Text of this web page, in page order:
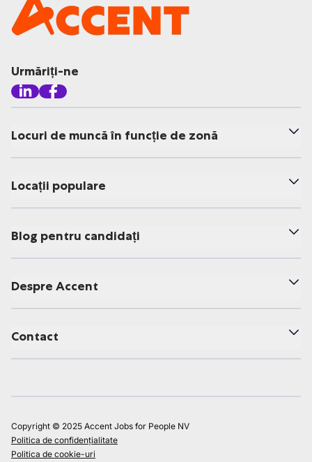
Urmăriți-ne
Locuri de muncă în funcție de zonă
Locații populare
Blog pentru candidați
Despre Accent
Contact
Copyright © 2025 Accent Jobs for People NV
Politica de confidențialitate
Politica de cookie-uri